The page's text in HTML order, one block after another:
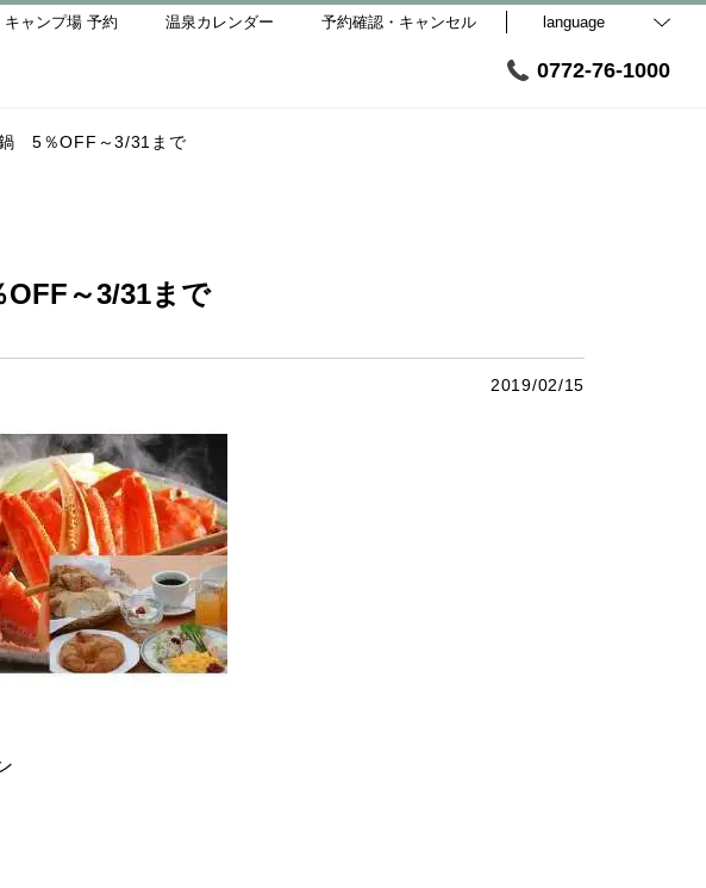
キャンプ場 予約 温泉カレンダー 予約確認・キャンセル language
0772-76-1000
鍋 5％OFF～3/31まで
OFF～3/31まで
2019/02/15